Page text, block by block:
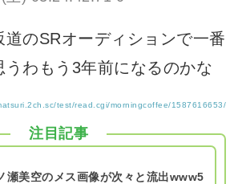
道のSRオーディションで一番
うわもう3年前になるのかな
test/read.cgi/morningcoffee/1587616653/
注目記事
瀬美空のメス画像が次々と流出www5